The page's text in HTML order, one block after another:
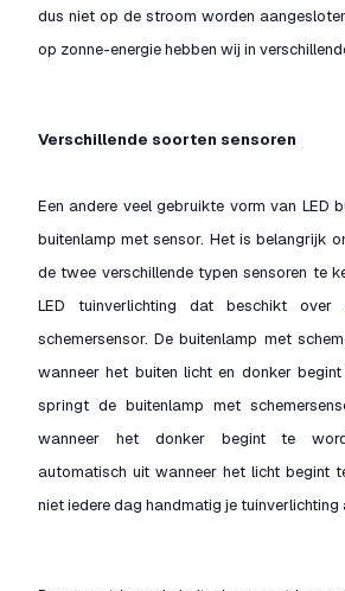
dus niet op de stroom worden
op zonne-energie hebben wij in
Verschillende soorten sensoren
Een andere veel gebruikte vorm van LED
buitenlamp met sensor. Het is belangrijk
de twee verschillende typen sensoren te
LED tuinverlichting dat beschikt
schemersensor. De buitenlamp met
wanneer het buiten licht en donker
springt de buitenlamp met
wanneer het donker begint te
automatisch uit wanneer het licht begint
niet iedere dag handmatig je tuinverlichting